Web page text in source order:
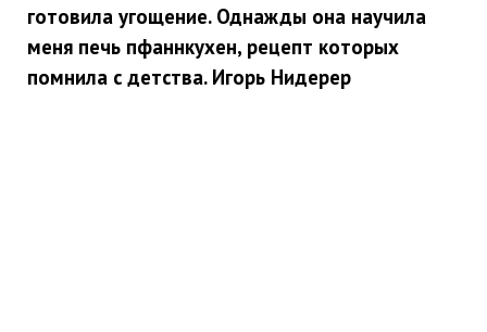
готовила угощение. Однажды она научила
меня печь пфаннкухен, рецепт которых
помнила с детства. Игорь Нидерер